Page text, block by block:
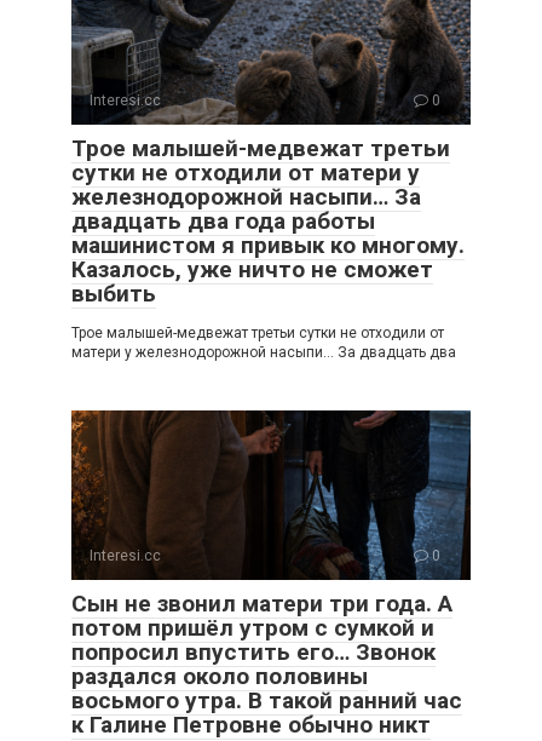
Interesi.cc 0
Трое малышей-медвежат третьи
сутки не отходили от матери у
железнодорожной насыпи… За
двадцать два года работы
машинистом я привык ко многому.
Казалось, уже ничто не сможет
выбить
Трое малышей-медвежат третьи сутки не отходили от
матери у железнодорожной насыпи… За двадцать два
Interesi.cc 0
Сын не звонил матери три года. А
потом пришёл утром с сумкой и
попросил впустить его… Звонок
раздался около половины
восьмого утра. В такой ранний час
к Галине Петровне обычно никт